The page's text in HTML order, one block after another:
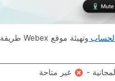
وتهيئة موقع Webex طريقة
غير متاحة